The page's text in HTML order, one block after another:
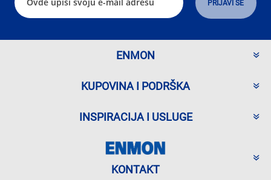
ENMON
KUPOVINA I PODRŠKA
INSPIRACIJA I USLUGE
KONTAKT